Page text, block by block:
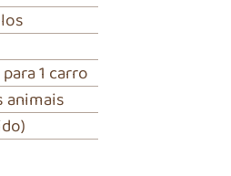
1 carro
animais